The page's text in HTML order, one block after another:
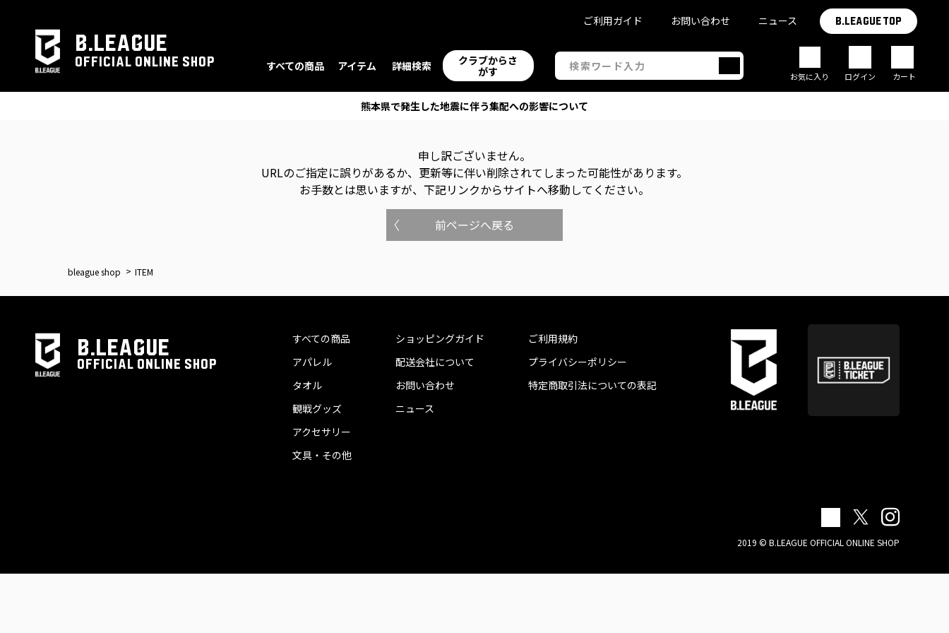
B.LEAGUE
OFFICIAL ONLINE SHOP すべての商品 アイテム 詳細検索
クラブからさ
がす
ご利用ガイド お問い合わせ ニュース B.LEAGUE TOP
お気に入り ログイン カート
熊本県で発生した地震に伴う集配への影響について
申し訳ございません。
URLのご指定に誤りがあるか、更新等に伴い削除されてしまった可能性があります。
お手数とは思いますが、下記リンクからサイトへ移動してください。
前ページへ戻る
bleague shop ITEM
B.LEAGUE
OFFICIAL ONLINE SHOP
すべての商品
アパレル
タオル
観戦グッズ
アクセサリー
文具・その他
ショッピングガイド
配送会社について
お問い合わせ
ニュース
ご利用規約
プライバシーポリシー
特定商取引法についての表記
2019 © B.LEAGUE OFFICIAL ONLINE SHOP